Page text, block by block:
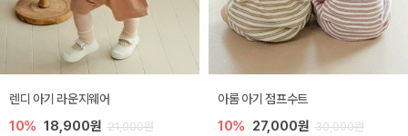
렌디 아기 라운지웨어
10% 18,900원 21,000원
아롬 아기 점프수트
10% 27,000원 30,000원